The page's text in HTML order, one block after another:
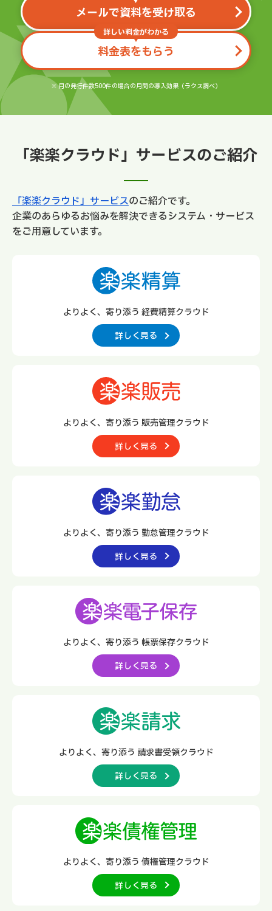
メールで資料を受け取る
詳しい料金がわかる
料金表をもらう
※ 月の発行件数500件の場合の月間の導入効果（ラクス調べ）
「楽楽クラウド」サービスのご紹介
「楽楽クラウド」サービスのご紹介です。
企業のあらゆるお悩みを解決できるシステム・サービス
をご用意しています。
よりよく、寄り添う 経費精算クラウド
詳しく見る
よりよく、寄り添う 販売管理クラウド
詳しく見る
よりよく、寄り添う 勤怠管理クラウド
詳しく見る
よりよく、寄り添う 帳票保存クラウド
詳しく見る
よりよく、寄り添う 請求書受領クラウド
詳しく見る
よりよく、寄り添う 債権管理クラウド
詳しく見る